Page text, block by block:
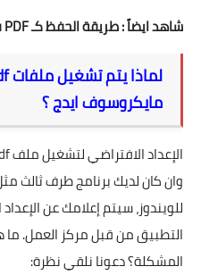
شاهد ايضاً :طريقة الحفظ كـ PDF في برنامج الاوفيس 2007
مايكروسوف ايدج ؟
وان كان لديك برنامج طرف ثالث
للويندوز، سيتم إعلامك عن
التطبيق من قبل مركز العمل.
المشكلة؟ دعونا نلقي نظرة: